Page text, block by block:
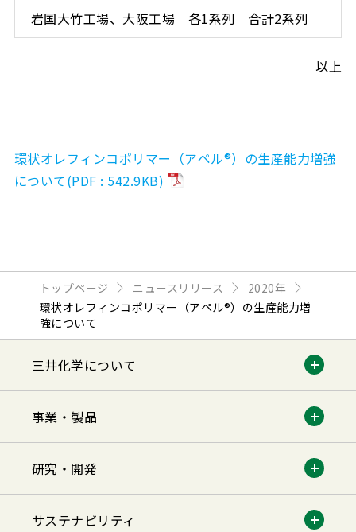
岩国大竹工場、大阪工場 各1系列 合計2系列
以上
環状オレフィンコポリマー（アペル®）の生産能力増強
について(PDF : 542.9KB)
トップページ ニュースリリース
2020年
環状オレフィンコポリマー（アペル®）の生産能力増
強について
三井化学について
事業・製品
研究・開発
サステナビリティ